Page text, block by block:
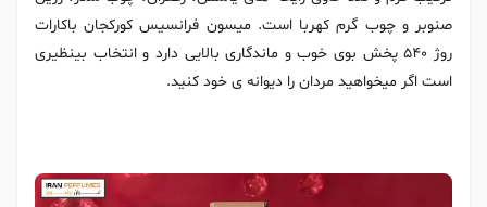
صنوبر و چوب گرم کهربا است. میسون فرانسیس کورکجان باکارات
روژ 540 پخش بوی خوب و ماندگاری بالایی دارد و انتخاب بینظیری
است اگر میخواهید مردان را دیوانه ی خود کنید.